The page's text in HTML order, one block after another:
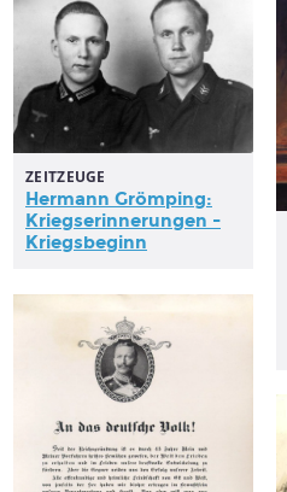
ZEITZEUGE
Hermann Grömping:
Kriegserinnerungen -
Kriegsbeginn